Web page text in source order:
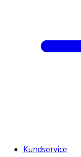
Kundservice